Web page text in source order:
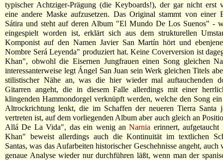
typischer Achtziger-Prägung (die Keyboards!), der gar nicht erst
eine andere Maske aufzusetzen. Das Original stammt von einer
Sátira und steht auf deren Album "El Mundo De Los Suenos" -
eingespielt worden ist, erklärt sich aus dem strukturellen
Komponist auf den Namen Javier San Martín hört und
Nombre Será Leyenda" produziert hat. Keine Coverversion ist
Khan", obwohl die Eisernen Jungfrauen einen Song gleichen
interessanterweise legt Ángel San Juan sein Werk gleichen Titels
stilistischer Nähe an, was die hier wieder mal auftauchenden
Gitarren angeht, die in diesem Falle allerdings mit einer
klingenden Hammondorgel verknüpft werden, welche den Song
Altrockrichtung lenkt, die im Schaffen der neueren Tierra Santa
vertreten ist, auf dem vorliegenden Album aber auch gleich an
Allá De La Vida", das ein wenig anNarnia erinnert,
Khan" beweist allerdings auch die Kontinuität im textlichen
Santas, was das Aufarbeiten historischer Geschehnisse angeht, auch
genaue Analyse wieder nur durchführen läßt, wenn man der